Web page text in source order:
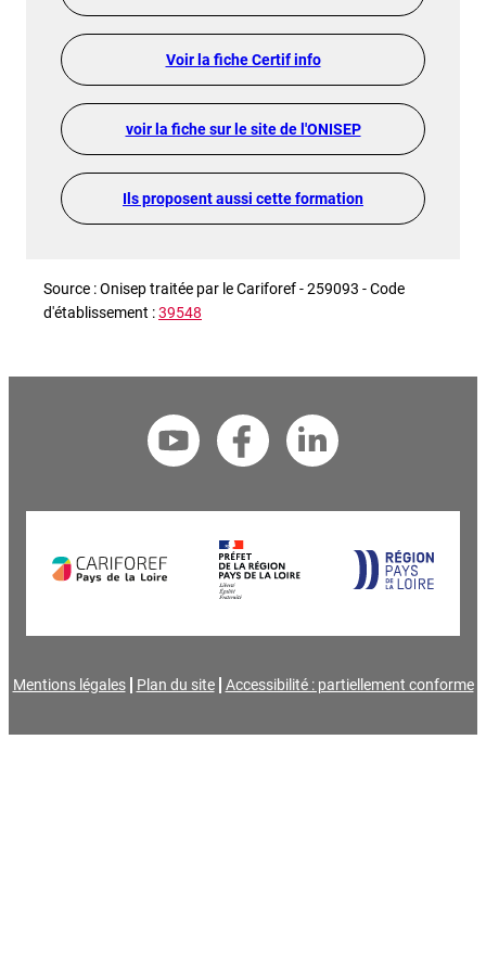
Voir la fiche Certif info
voir la fiche sur le site de l'ONISEP
Ils proposent aussi cette formation
Source : Onisep traitée par le Cariforef - 259093 - Code
d'établissement :39548
Mentions légales Plan du site Accessibilité : partiellement conforme